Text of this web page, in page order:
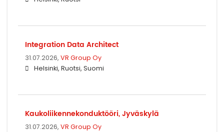
Integration Data Architect
31.07.2026, VR Group Oy
Helsinki, Ruotsi, Suomi
Kaukoliikennekonduktööri, Jyväskylä
31.07.2026, VR Group Oy